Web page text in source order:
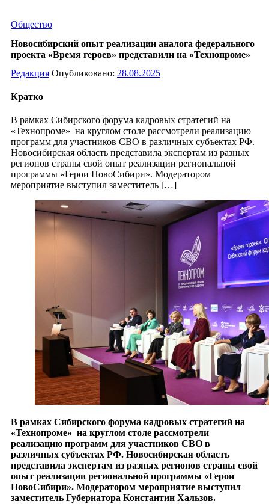
Общество
Новосибирский опыт реализации аналога федерального
проекта «Время героев» представили на «Технопроме»
Редакция Опубликовано: 28.08.2025
Кратко
В рамках Сибирского форума кадровых стратегий на
«Технопроме» на круглом столе рассмотрели реализацию
программ для участников СВО в различных субъектах РФ.
Новосибирская область представила экспертам из разных
регионов страны свой опыт реализации региональной
программы «Герои НовоСибири». Модератором
мероприятие выступил заместитель […]
В рамках Сибирского форума кадровых стратегий на
«Технопроме» на круглом столе рассмотрели
реализацию программ для участников СВО в
различных субъектах РФ. Новосибирская область
представила экспертам из разных регионов страны свой
опыт реализации региональной программы «Герои
НовоСибири». Модератором мероприятие выступил
заместитель Губернатора Константин Хальзов.